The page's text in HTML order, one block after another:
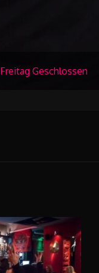
Freitag Geschlossen